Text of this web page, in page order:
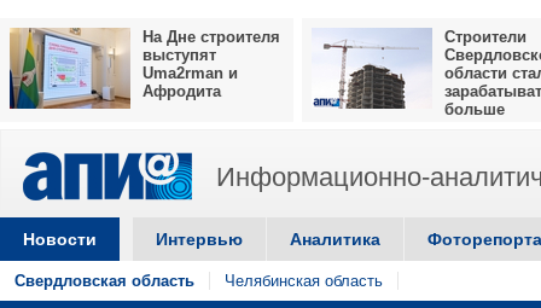
На Дне строителя
выступят
Uma2rman и
Афродита
Строители
области
больше
Информационно-
Новости Интервью Аналитика
Свердловская область Челябинская область